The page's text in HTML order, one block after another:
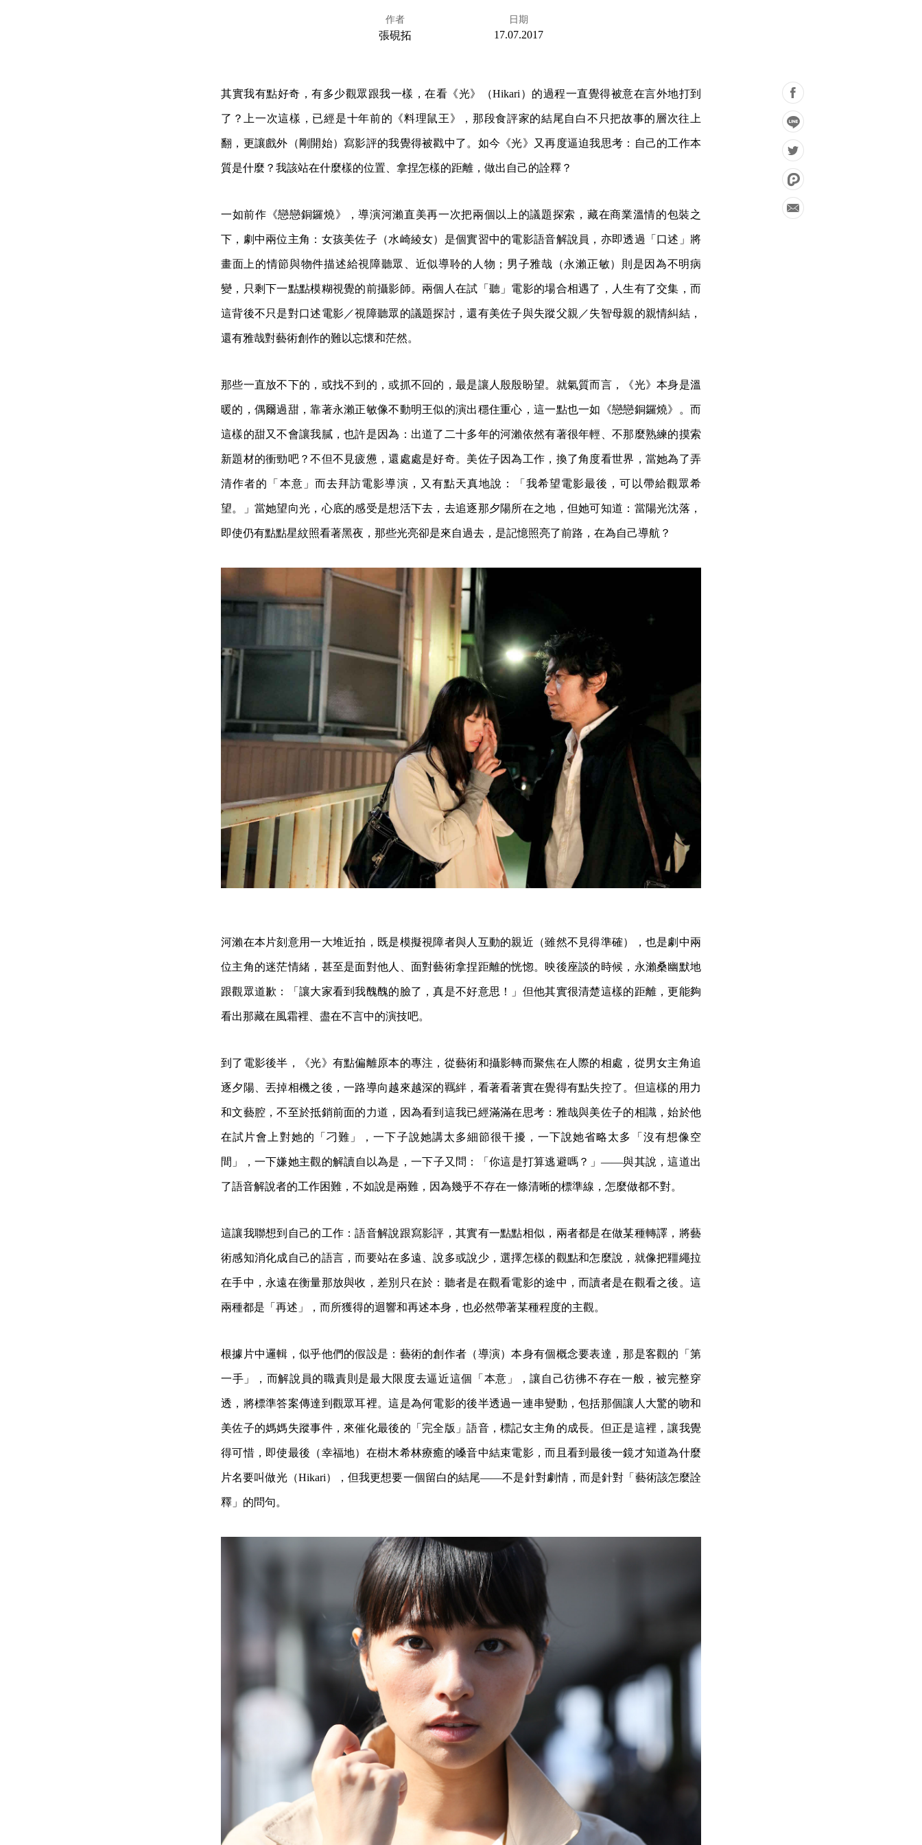
作者
張硯拓
日期
17.07.2017
其實我有點好奇，有多少觀眾跟我一樣，在看《光》（Hikari）的過程一直覺得被意在言外地打到
了？上一次這樣，已經是十年前的《料理鼠王》，那段食評家的結尾自白不只把故事的層次往上
翻，更讓戲外（剛開始）寫影評的我覺得被戳中了。如今《光》又再度逼迫我思考：自己的工作本
質是什麼？我該站在什麼樣的位置、拿捏怎樣的距離，做出自己的詮釋？
一如前作《戀戀銅鑼燒》，導演河瀨直美再一次把兩個以上的議題探索，藏在商業溫情的包裝之
下，劇中兩位主角：女孩美佐子（水崎綾女）是個實習中的電影語音解說員，亦即透過「口述」將
畫面上的情節與物件描述給視障聽眾、近似導聆的人物；男子雅哉（永瀨正敏）則是因為不明病
變，只剩下一點點模糊視覺的前攝影師。兩個人在試「聽」電影的場合相遇了，人生有了交集，而
這背後不只是對口述電影／視障聽眾的議題探討，還有美佐子與失蹤父親／失智母親的親情糾結，
還有雅哉對藝術創作的難以忘懷和茫然。
那些一直放不下的，或找不到的，或抓不回的，最是讓人殷殷盼望。就氣質而言，《光》本身是溫
暖的，偶爾過甜，靠著永瀨正敏像不動明王似的演出穩住重心，這一點也一如《戀戀銅鑼燒》。而
這樣的甜又不會讓我膩，也許是因為：出道了二十多年的河瀨依然有著很年輕、不那麼熟練的摸索
新題材的衝勁吧？不但不見疲憊，還處處是好奇。美佐子因為工作，換了角度看世界，當她為了弄
清作者的「本意」而去拜訪電影導演，又有點天真地說：「我希望電影最後，可以帶給觀眾希
望。」當她望向光，心底的感受是想活下去，去追逐那夕陽所在之地，但她可知道：當陽光沈落，
即使仍有點點星紋照看著黑夜，那些光亮卻是來自過去，是記憶照亮了前路，在為自己導航？
河瀨在本片刻意用一大堆近拍，既是模擬視障者與人互動的親近（雖然不見得準確），也是劇中兩
位主角的迷茫情緒，甚至是面對他人、面對藝術拿捏距離的恍惚。映後座談的時候，永瀨桑幽默地
跟觀眾道歉：「讓大家看到我醜醜的臉了，真是不好意思！」但他其實很清楚這樣的距離，更能夠
看出那藏在風霜裡、盡在不言中的演技吧。
到了電影後半，《光》有點偏離原本的專注，從藝術和攝影轉而聚焦在人際的相處，從男女主角追
逐夕陽、丟掉相機之後，一路導向越來越深的羈絆，看著看著實在覺得有點失控了。但這樣的用力
和文藝腔，不至於抵銷前面的力道，因為看到這我已經滿滿在思考：雅哉與美佐子的相識，始於他
在試片會上對她的「刁難」，一下子說她講太多細節很干擾，一下說她省略太多「沒有想像空
間」，一下嫌她主觀的解讀自以為是，一下子又問：「你這是打算逃避嗎？」——與其說，這道出
了語音解說者的工作困難，不如說是兩難，因為幾乎不存在一條清晰的標準線，怎麼做都不對。
這讓我聯想到自己的工作：語音解說跟寫影評，其實有一點點相似，兩者都是在做某種轉譯，將藝
術感知消化成自己的語言，而要站在多遠、說多或說少，選擇怎樣的觀點和怎麼說，就像把韁繩拉
在手中，永遠在衡量那放與收，差別只在於：聽者是在觀看電影的途中，而讀者是在觀看之後。這
兩種都是「再述」，而所獲得的迴響和再述本身，也必然帶著某種程度的主觀。
根據片中邏輯，似乎他們的假設是：藝術的創作者（導演）本身有個概念要表達，那是客觀的「第
一手」，而解說員的職責則是最大限度去逼近這個「本意」，讓自己彷彿不存在一般，被完整穿
透，將標準答案傳達到觀眾耳裡。這是為何電影的後半透過一連串變動，包括那個讓人大驚的吻和
美佐子的媽媽失蹤事件，來催化最後的「完全版」語音，標記女主角的成長。但正是這裡，讓我覺
得可惜，即使最後（幸福地）在樹木希林療癒的嗓音中結束電影，而且看到最後一鏡才知道為什麼
片名要叫做光（Hikari），但我更想要一個留白的結尾——不是針對劇情，而是針對「藝術該怎麼詮
釋」的問句。